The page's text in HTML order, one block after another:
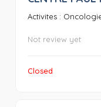
Activites :
Not review yet
Closed